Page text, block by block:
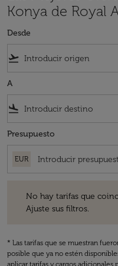
Konya de Royal
Desde
flight_takeoff
A
flight_land
Presupuesto
EUR
No hay tarifas que
Ajuste sus filtros.
* Las tarifas que se muestran
posible que ya no estén
aplicar tarifas y cargos adicionales